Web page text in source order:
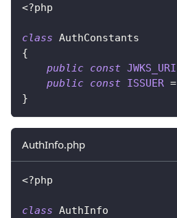
<?php
class AuthConstants
{
public const JWKS_URI
public const ISSUER =
}
AuthInfo.php
<?php
class AuthInfo